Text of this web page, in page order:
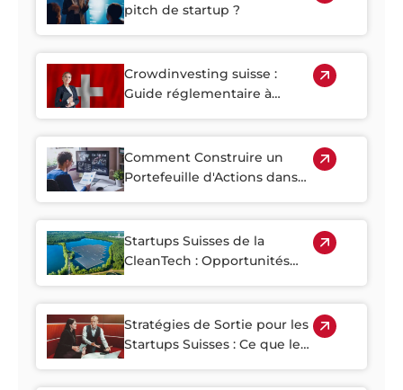
pitch de startup ?
Crowdinvesting suisse :
Guide réglementaire à
de capitaux et des
investisseurs
Comment Construire un
Portefeuille d'Actions dans
Stratégies de Diversification
Startups Suisses de la
CleanTech : Opportunités
l'Innovation Climatique
Stratégies de Sortie pour les
Startups Suisses : Ce que les
Investisseurs doivent Savoir